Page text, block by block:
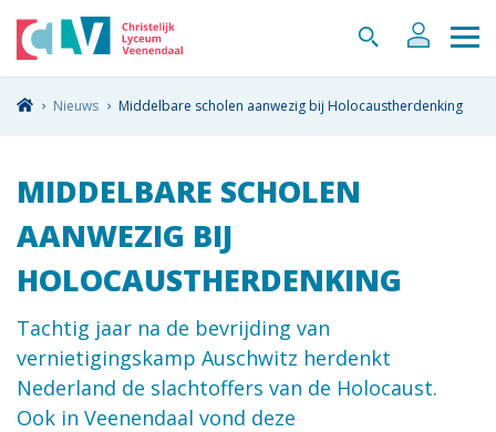
Nieuws Middelbare scholen aanwezig bij Holocaustherdenking
MIDDELBARE SCHOLEN
AANWEZIG BIJ
HOLOCAUSTHERDENKING
Tachtig jaar na de bevrijding van
vernietigingskamp Auschwitz herdenkt
Nederland de slachtoffers van de Holocaust.
Ook in Veenendaal vond deze